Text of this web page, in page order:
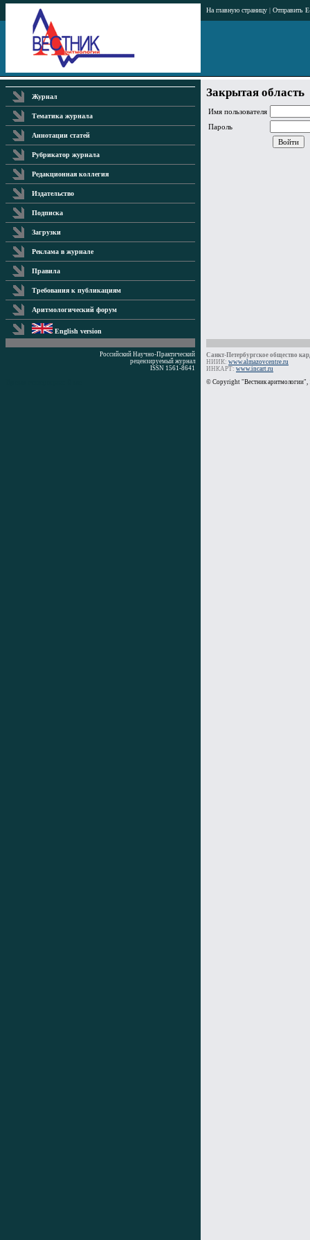
На главную страницу | Отправить
Журнал
Тематика журнала
Аннотации статей
Рубрикатор журнала
Редакционная коллегия
Издательство
Подписка
Загрузки
Реклама в журнале
Правила
Требования к публикациям
Аритмологический форум
English version
Закрытая область
Имя пользователя
Пароль
Российский Научно-Практический
рецензируемый журнал
ISSN 1561-8641
Санкт-Петербургское общество
НИИК: www.almazovcentre.ru
ИНКАРТ: www.incart.ru
© Copyright "Вестник аритмологии",